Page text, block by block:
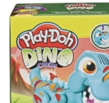
produktu
je
0,0
hvězdiček.